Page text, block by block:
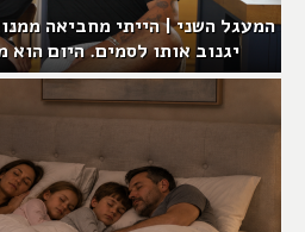
המעגל השני | הייתי מחביאה
יגנוב אותו לסמים. היום